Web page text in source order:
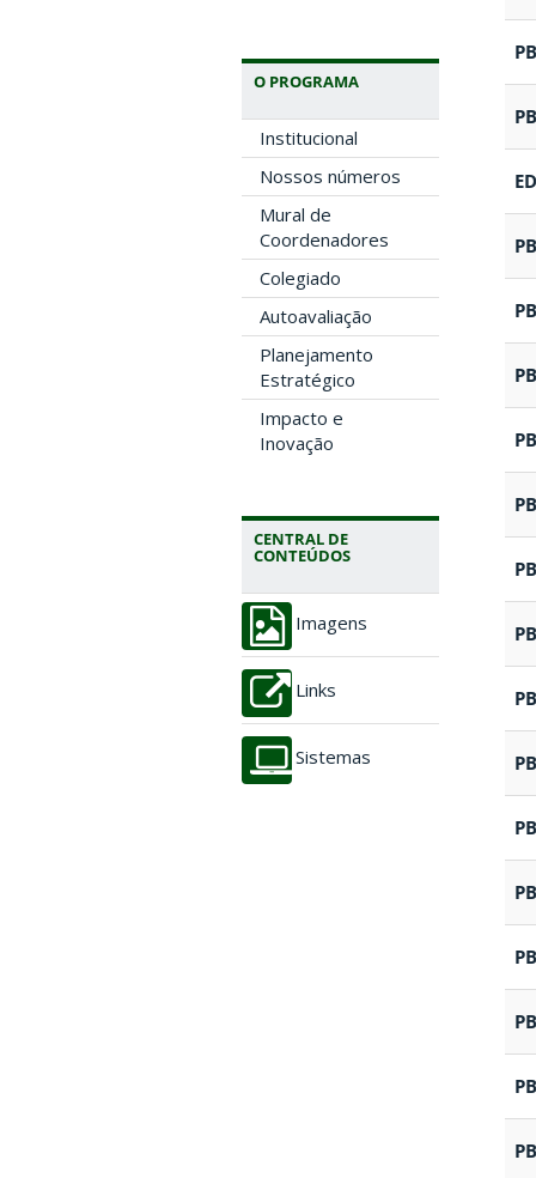
O PROGRAMA
Institucional
Nossos números
Mural de
Coordenadores
Colegiado
Autoavaliação
Planejamento
Estratégico
Impacto e
Inovação
CENTRAL DE
CONTEÚDOS
Imagens
Links
Sistemas